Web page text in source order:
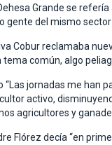
Grande se
gente del mismo
Cobur reclamaba
común, algo
“Las jornadas me han
activo,
agricultores y
Flórez decía “en